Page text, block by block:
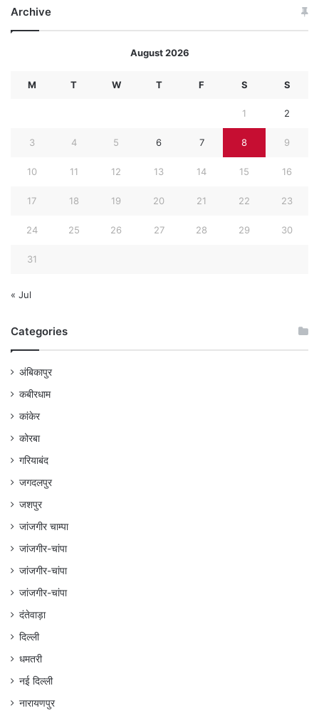
Archive
August 2026
M T W T F S S
1 2
3 4 5 6 7 8 9
10 11 12 13 14 15 16
17 18 19 20 21 22 23
24 25 26 27 28 29 30
31
« Jul
Categories
अंबिकापुर
कबीरधाम
कांकेर
कोरबा
गरियाबंद
जगदलपुर
जशपुर
जांजगीर चाम्पा
जांजगीर-चांपा
जांजगीर-चांपा
जांजगीर-चांपा
दंतेवाड़ा
दिल्ली
धमतरी
नई दिल्ली
नारायणपुर